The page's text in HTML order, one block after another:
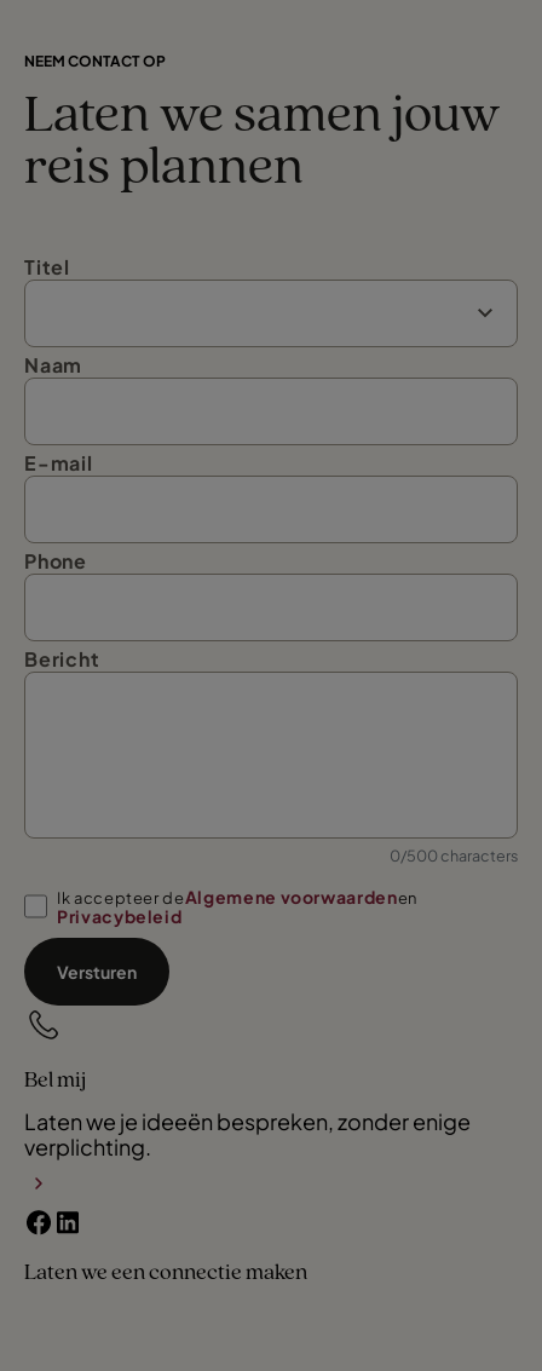
NEEM CONTACT OP
Laten we samen jouw
reis plannen
Titel
Naam
E-mail
Phone
Bericht
0/500 characters
Ik accepteer deAlgemene voorwaardenen
Privacybeleid
Versturen
Bel mij
Laten we je ideeën bespreken, zonder enige
verplichting.
Laten we een connectie maken